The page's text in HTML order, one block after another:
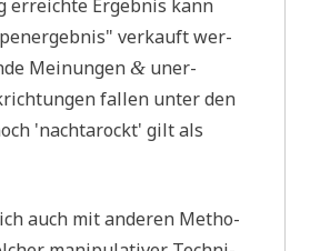
erreich­te Ergeb­nis kann
ver­kauft wer­
Mei­nun­gen& uner­
fal­len unter den
'nachta­rockt' gilt als
auch mit ande­ren Metho­